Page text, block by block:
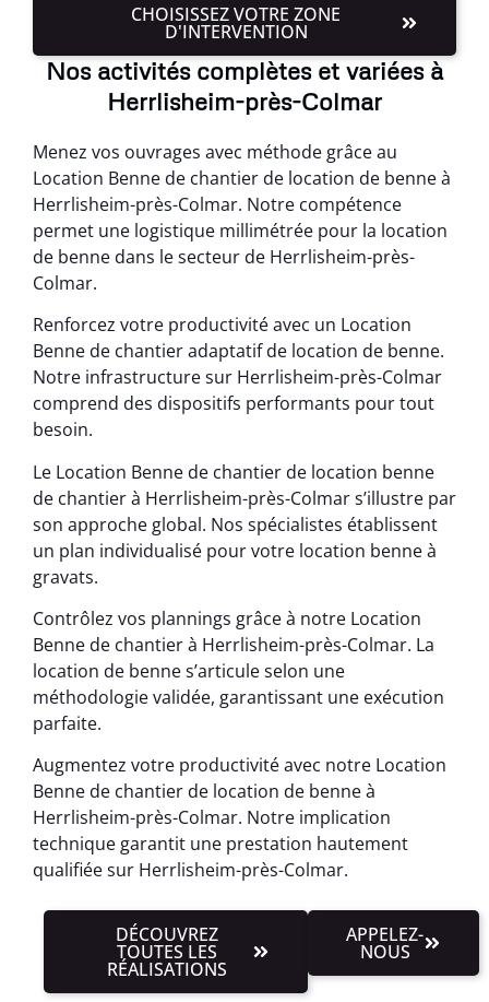
CHOISISSEZ VOTRE ZONE
D'INTERVENTION
Nos activités complètes et variées à
Herrlisheim-près-Colmar
Menez vos ouvrages avec méthode grâce au
Location Benne de chantier de location de benne à
Herrlisheim-près-Colmar. Notre compétence
permet une logistique millimétrée pour la location
de benne dans le secteur de Herrlisheim-près-
Colmar.
Renforcez votre productivité avec un Location
Benne de chantier adaptatif de location de benne.
Notre infrastructure sur Herrlisheim-près-Colmar
comprend des dispositifs performants pour tout
besoin.
Le Location Benne de chantier de location benne
de chantier à Herrlisheim-près-Colmar s’illustre par
son approche global. Nos spécialistes établissent
un plan individualisé pour votre location benne à
gravats.
Contrôlez vos plannings grâce à notre Location
Benne de chantier à Herrlisheim-près-Colmar. La
location de benne s’articule selon une
méthodologie validée, garantissant une exécution
parfaite.
Augmentez votre productivité avec notre Location
Benne de chantier de location de benne à
Herrlisheim-près-Colmar. Notre implication
technique garantit une prestation hautement
qualifiée sur Herrlisheim-près-Colmar.
DÉCOUVREZ
TOUTES LES
RÉALISATIONS
APPELEZ-
NOUS